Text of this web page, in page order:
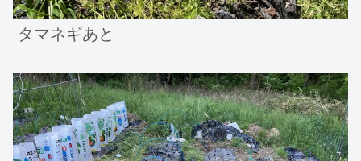
タマネギあと